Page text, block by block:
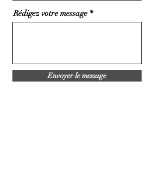
Rédigez votre message
Envoyer le message